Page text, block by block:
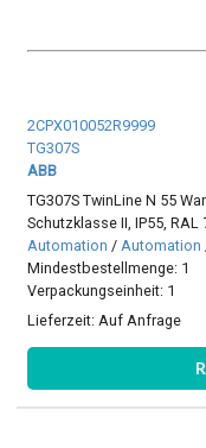
2CPX010052R9999
TG307S
ABB
TG307S TwinLine N 55
Schutzklasse II, IP55, RAL
Automation / Automation
Mindestbestellmenge: 1
Verpackungseinheit: 1
Lieferzeit:Auf Anfrage